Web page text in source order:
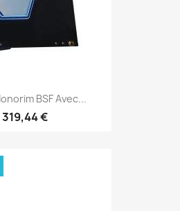
BSF Avec...
319,44 €